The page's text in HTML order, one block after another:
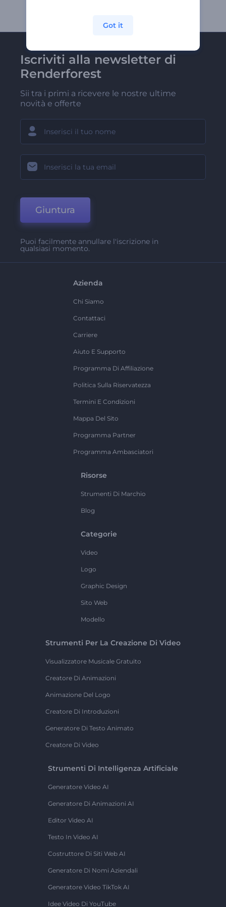
Iscriviti alla newsletter di
Renderforest
Sii tra i primi a ricevere le nostre ultime
novità e offerte
Giuntura
Puoi facilmente annullare l'iscrizione in
qualsiasi momento.
Azienda
Chi Siamo
Contattaci
Carriere
Aiuto E Supporto
Programma Di Affiliazione
Politica Sulla Riservatezza
Termini E Condizioni
Mappa Del Sito
Programma Partner
Programma Ambasciatori
Risorse
Strumenti Di Marchio
Blog
Categorie
Video
Logo
Graphic Design
Sito Web
Modello
Strumenti Per La Creazione Di Video
Visualizzatore Musicale Gratuito
Creatore Di Animazioni
Animazione Del Logo
Creatore Di Introduzioni
Generatore Di Testo Animato
Creatore Di Video
Strumenti Di Intelligenza Artificiale
Generatore Video AI
Generatore Di Animazioni AI
Editor Video AI
Testo In Video AI
Costruttore Di Siti Web AI
Generatore Di Nomi Aziendali
Generatore Video TikTok AI
Idee Video Di YouTube
Got it